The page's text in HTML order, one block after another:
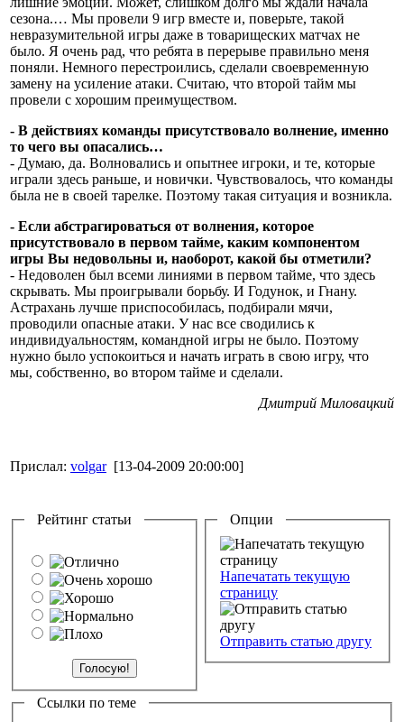
сезона.… Мы провели 9 игр вместе и, поверьте, такой
невразумительной игры даже в товарищеских матчах не
было. Я очень рад, что ребята в перерыве правильно меня
поняли. Немного перестроились, сделали своевременную
замену на усиление атаки. Считаю, что второй тайм мы
провели с хорошим преимуществом.
- В действиях команды присутствовало волнение, именно
то чего вы опасались…
- Думаю, да. Волновались и опытнее игроки, и те, которые
играли здесь раньше, и новички. Чувствовалось, что команды
была не в своей тарелке. Поэтому такая ситуация и возникла.
- Если абстрагироваться от волнения, которое
присутствовало в первом тайме, каким компонентом
игры Вы недовольны и, наоборот, какой бы отметили?
- Недоволен был всеми линиями в первом тайме, что здесь
скрывать. Мы проигрывали борьбу. И Годунок, и Гнану.
Астрахань лучше приспособилась, подбирали мячи,
проводили опасные атаки. У нас все сводились к
индивидуальностям, командной игры не было. Поэтому
нужно было успокоиться и начать играть в свою игру, что
мы, собственно, во втором тайме и сделали.
Дмитрий Миловацкий
Прислал: volgar [13-04-2009 20:00:00]
Рейтинг статьи Опции
Напечатать текущую
страницу
Отправить статью другу
Ссылки по теме